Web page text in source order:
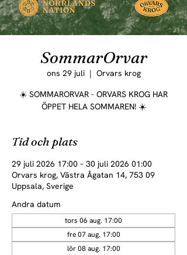
SommarOrvar
ons 29 juli
  |
Orvars krog
☀️ SOMMARORVAR - ORVARS KROG HAR
ÖPPET HELA SOMMAREN! ☀️
Tid och plats
29 juli 2026 17:00 – 30 juli 2026 01:00
Orvars krog, Västra Ågatan 14, 753 09
Uppsala, Sverige
Andra datum
tors 06 aug. 17:00
fre 07 aug. 17:00
lör 08 aug. 17:00